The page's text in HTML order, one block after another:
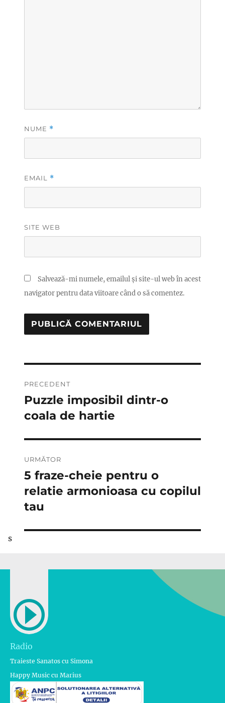
NUME *
EMAIL *
SITE WEB
Salvează-mi numele, emailul și site-ul web în acest
navigator pentru data viitoare când o să comentez.
în
articole
PRECEDENT
Articolul
anterior:
Puzzle imposibil dintr-o
coala de hartie
URMĂTOR
Articolul
următor:
5 fraze-cheie pentru o
relatie armonioasa cu copilul
tau
s
Radio
Traieste Sanatos cu Simona
Happy Music cu Marius